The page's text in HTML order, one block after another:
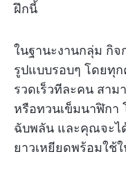
ฝึกนี้
ในฐานะงานกลุ่ม กิจ
รูปแบบรอบๆ โดยทุ
รวดเร็วทีละคน สา
หรือทวนเข็มนาฬิกา
ฉับพลัน และคุณจะไ
ยาวเหยียดพร้อมใช้